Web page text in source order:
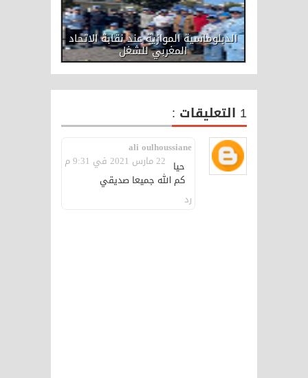
الدبلوماسية الموازية عند نقابة الاتحاد
المغربي للشغل
1 التعليقات :
ali oulhoussiane
22 مارس 2021 في 9:31 م حيا
كم الله جميعا صديقي
رد